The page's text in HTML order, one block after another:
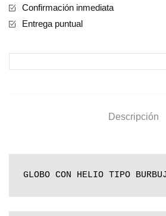
Confirmación inmediata
Entrega puntual
Descripción
GLOBO CON HELIO TIPO